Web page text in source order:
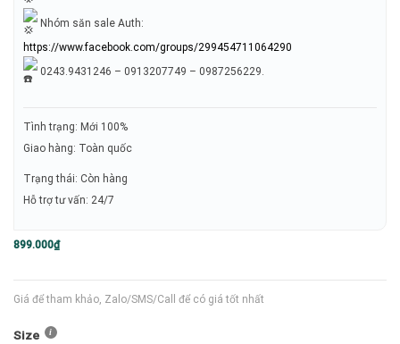
Nhóm săn sale Auth:
https://www.facebook.com/groups/299454711064290
0243.9431246 – 0913207749 – 0987256229.
Tình trạng: Mới 100%
Giao hàng: Toàn quốc
Trạng thái: Còn hàng
Hỗ trợ tư vấn: 24/7
899.000₫
Giá để tham khảo, Zalo/SMS/Call để có giá tốt nhất
Size